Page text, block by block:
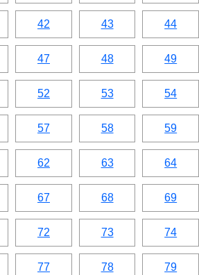
42 43 44
47 48 49
52 53 54
57 58 59
62 63 64
67 68 69
72 73 74
77 78 79